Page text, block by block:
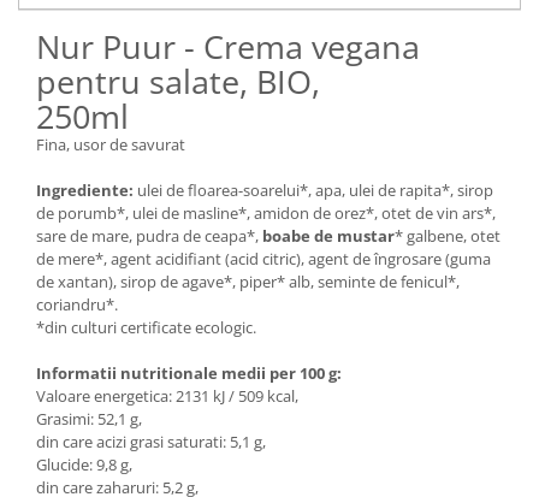
Inghetata
Zahar si indulcitori
Batoane
Dulciuri bio
Guma de mestecat bio
Seminte, fructe uscate, samburi
Mixuri, condimente si mirodenii
Mixuri
Condimente
Maioneza bio
Pesto Bio
Semipreparate
Specialitati si produse asiatice
Nur Puur - Crema vegana
pentru salate, BIO,
250ml
Fina, usor de savurat
Ingrediente: ulei de floarea-soarelui*, apa, ulei de rapita*, sirop
de porumb*, ulei de masline*, amidon de orez*, otet de vin ars*,
sare de mare, pudra de ceapa*, boabe de mustar* galbene, otet
de mere*, agent acidifiant (acid citric), agent de îngrosare (guma
de xantan), sirop de agave*, piper* alb, seminte de fenicul*,
coriandru*.
*din culturi certificate ecologic.
Informatii nutritionale medii per 100 g:
Valoare energetica: 2131 kJ / 509 kcal,
Grasimi: 52,1 g,
din care acizi grasi saturati: 5,1 g,
Glucide: 9,8 g,
din care zaharuri: 5,2 g,